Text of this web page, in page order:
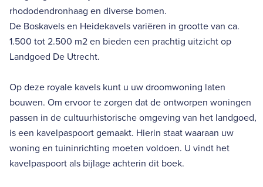
rhododendronhaag en diverse bomen.
De Boskavels en Heidekavels variëren in grootte van ca.
1.500 tot 2.500 m2 en bieden een prachtig uitzicht op
Landgoed De Utrecht.
Op deze royale kavels kunt u uw droomwoning laten
bouwen. Om ervoor te zorgen dat de ontworpen woningen
passen in de cultuurhistorische omgeving van het landgoed,
is een kavelpaspoort gemaakt. Hierin staat waaraan uw
woning en tuininrichting moeten voldoen. U vindt het
kavelpaspoort als bijlage achterin dit boek.